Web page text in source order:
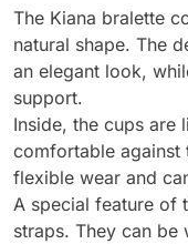
The Kiana bralette
natural shape. The
an elegant look,
support.
Inside, the cups are
comfortable against
flexible wear and
A special feature of
straps. They can be